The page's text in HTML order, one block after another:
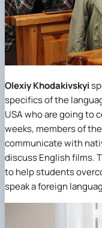
Olexiy Khodakivskyi
specifics of the
USA who are going to
weeks, members of
communicate with
discuss English films.
to help students
speak a foreign